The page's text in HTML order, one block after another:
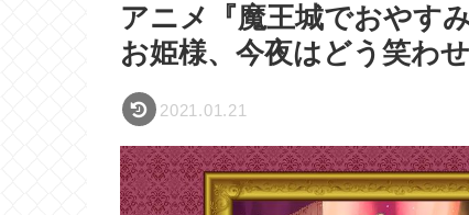
アニメ『魔王城でおやす
お姫様、今夜はどう笑わ
2021.01.21